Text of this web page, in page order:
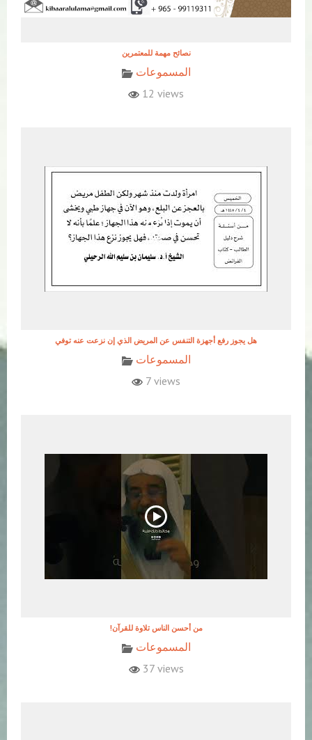
نصائح مهمة للمعتمرين
المسموعات
12 views
هل يجوز رفع أجهزة التنفس عن المريض الذي إن نزعت عنه توفي
المسموعات
7 views
!من أحسن الناس تلاوة للقرآن
المسموعات
37 views